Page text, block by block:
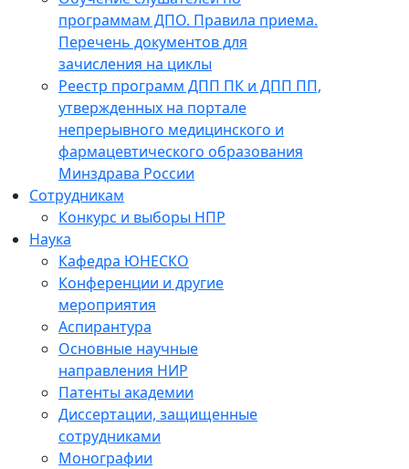
программам ДПО. Правила приема.
Перечень документов для
зачисления на циклы
Реестр программ ДПП ПК и ДПП ПП,
утвержденных на портале
непрерывного медицинского и
фармацевтического образования
Минздрава России
Сотрудникам
Конкурс и выборы НПР
Наука
Кафедра ЮНЕСКО
Конференции и другие
мероприятия
Аспирантура
Основные научные
направления НИР
Патенты академии
Диссертации, защищенные
сотрудниками
Монографии